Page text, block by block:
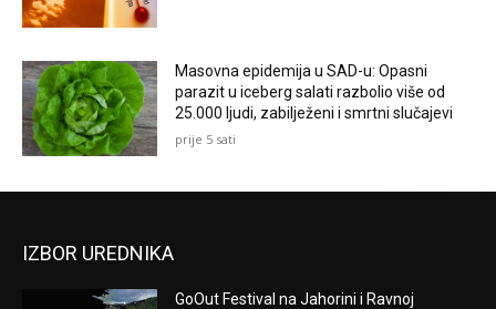
Masovna epidemija u SAD-u: Opasni
parazit u iceberg salati razbolio više od
25.000 ljudi, zabilježeni i smrtni slučajevi
prije 5 sati
IZBOR UREDNIKA
GoOut Festival na Jahorini i Ravnoj